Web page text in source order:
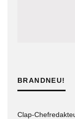
BRANDNEU!
Clap-